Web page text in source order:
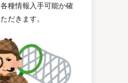
種情報入手可能か確
だきます。